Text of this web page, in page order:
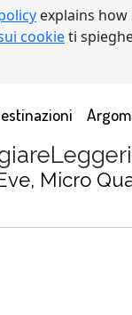
explains
cookieti
Micro